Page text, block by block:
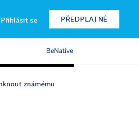
Přihlásit se PŘEDPLATNÉ
BeNative
známému